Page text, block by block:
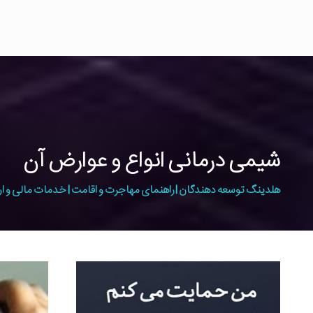
شیمی درمانی انواع و عوارض آن
هلدینگ توسعه دهندگان | راهنمای مهاجرت و اقامت | خدمات مالی و